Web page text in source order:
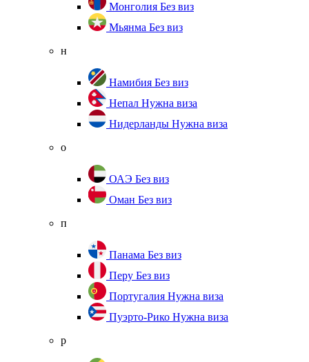
Монголия Без виз
Мьянма Без виз
н
Намибия Без виз
Непал Нужна виза
Нидерланды Нужна виза
о
ОАЭ Без виз
Оман Без виз
п
Панама Без виз
Перу Без виз
Португалия Нужна виза
Пуэрто-Рико Нужна виза
р